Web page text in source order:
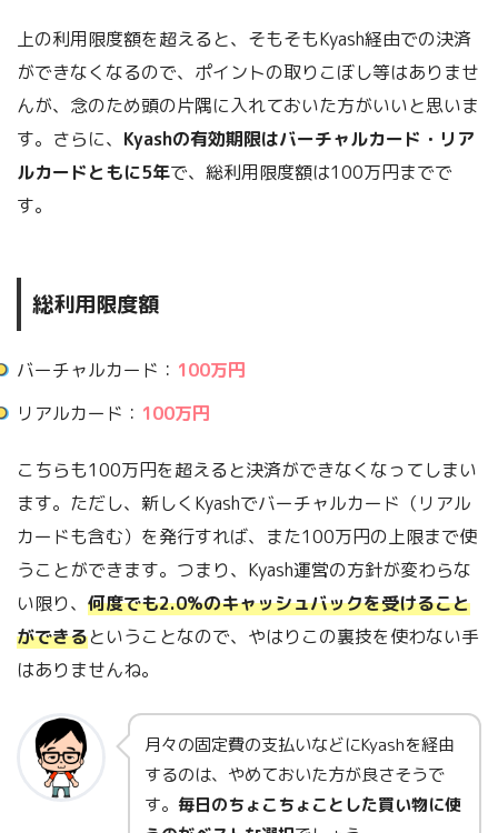
上の利用限度額を超えると、そもそもKyash経由での決済
ができなくなるので、ポイントの取りこぼし等はありませ
んが、念のため頭の片隅に入れておいた方がいいと思いま
す。さらに、 Kyashの有効期限はバーチャルカード・リア
ルカードともに5年で、総利用限度額は100万円までで
す。
総利用限度額
バーチャルカード： 100万円
リアルカード： 100万円
こちらも100万円を超えると決済ができなくなってしまい
ます。ただし、新しくKyashでバーチャルカード（リアル
カードも含む）を発行すれば、また100万円の上限まで使
うことができます。つまり、Kyash運営の方針が変わらな
い限り、 何度でも2.0%のキャッシュバックを受けること
ができるということなので、やはりこの裏技を使わない手
はありませんね。
月々の固定費の支払いなどにKyashを経由
するのは、やめておいた方が良さそうで
す。 毎日のちょこちょことした買い物に使